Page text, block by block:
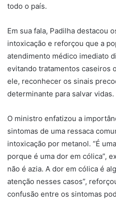
todo o país.
Em sua fala, Padilha destacou
intoxicação e reforçou que a
atendimento médico imediato
evitando tratamentos caseiros
ele, reconhecer os sinais
determinante para salvar vidas.
O ministro enfatizou a
sintomas de uma ressaca
intoxicação por metanol. “É
porque é uma dor em cólica”,
não é azia. A dor em cólica é
atenção nesses casos”,
confusão entre os sintomas